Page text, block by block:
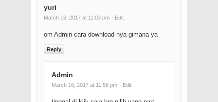
yuri
March 16, 2017 at 11:03 pm · Edit
om Admin cara download nya gimana ya
Reply
Admin
March 16, 2017 at 11:58 pm · Edit